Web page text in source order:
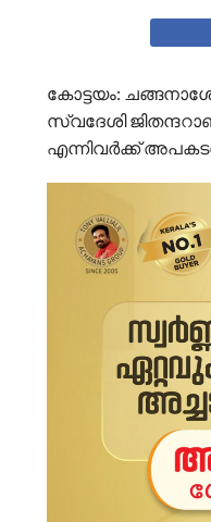
കോട്ടയം:
സ്വദേശി
എന്നിവർക്ക്